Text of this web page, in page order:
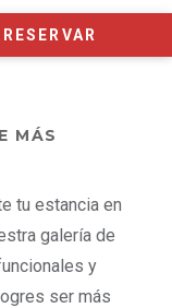
RESERVAR
MÁS
tu estancia en
galería de
y
ser más